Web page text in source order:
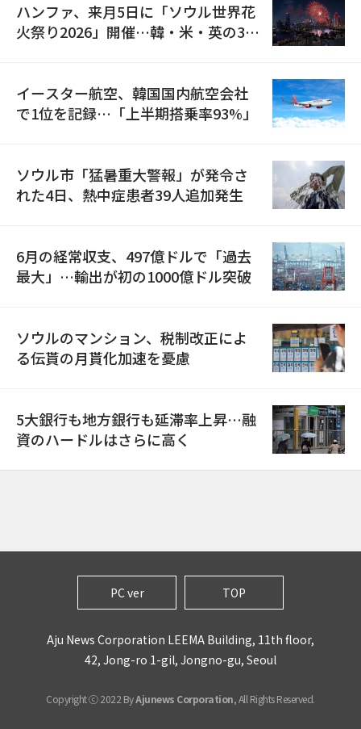
ハンファ、来月5日に「ソウル世界花
火祭り2026」開催…韓・米・英の3カ
イースター航空、韓国国内航空会社
で1位を記録…「上半期搭乗率93%」
ソウル市「猛暑重大警報」が発令さ
れた4日、熱中症患者39人追加発生
6月の経常収支、497億ドルで「過去
最大」…輸出が初の1000億ドル突破
ソウルのマンション、税制改正によ
る伝貰の月貰化加速を憂慮
5大銀行も地方銀行も延滞率上昇…融
資のハードルはさらに高く
PC ver TOP
Aju News Corporation LEEMA Building, 11th floor,
42, Jong-ro 1-gil, Jongno-gu, Seoul
Copyright ⓒ 2022 ByAjunews Corporation, All Rights Reserved.